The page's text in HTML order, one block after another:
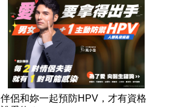
伴侶和妳一起預防HPV，才有資格